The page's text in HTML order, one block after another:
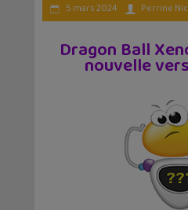
5 mars 2024 Perrine
Dragon Ball
nouvelle